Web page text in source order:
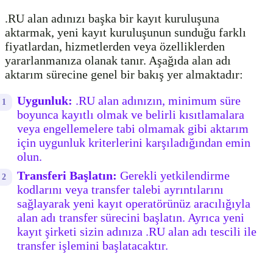
.RU alan adınızı başka bir kayıt kuruluşuna
aktarmak, yeni kayıt kuruluşunun sunduğu farklı
fiyatlardan, hizmetlerden veya özelliklerden
yararlanmanıza olanak tanır. Aşağıda alan adı
aktarım sürecine genel bir bakış yer almaktadır:
Uygunluk: .RU alan adınızın, minimum süre
boyunca kayıtlı olmak ve belirli kısıtlamalara
veya engellemelere tabi olmamak gibi aktarım
için uygunluk kriterlerini karşıladığından emin
olun.
Transferi Başlatın: Gerekli yetkilendirme
kodlarını veya transfer talebi ayrıntılarını
sağlayarak yeni kayıt operatörünüz aracılığıyla
alan adı transfer sürecini başlatın. Ayrıca yeni
kayıt şirketi sizin adınıza .RU alan adı tescili ile
transfer işlemini başlatacaktır.